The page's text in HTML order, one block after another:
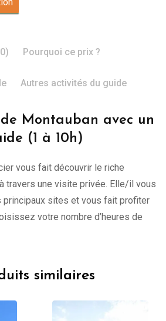
Pourquoi ce prix ?
Autres activités du guide
Montauban avec un
(1 à 10h)
vous fait découvrir le riche
travers une visite privée. Elle/il vous
sites et vous fait profiter
votre nombre d’heures de
similaires